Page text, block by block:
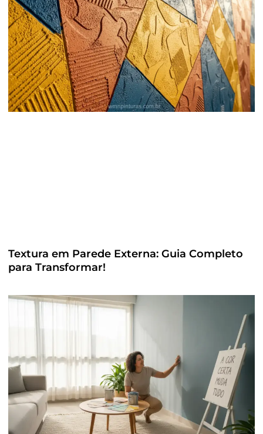
Textura em Parede Externa: Guia Completo
para Transformar!